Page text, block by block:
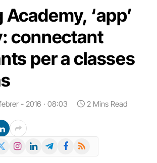
‘app’
connectant
per a classes
- 2016 · 08:03 2 Mins Read
Instagram
LinkedInTelegramFacebook
RSS